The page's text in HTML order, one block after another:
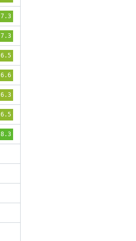
7.3
7.3
6.5
6.6
6.3
6.5
8.3